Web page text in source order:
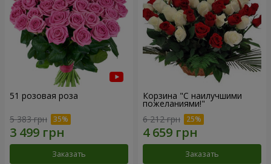
51 розовая роза
5 383 грн
Заказать
Корзина "С наилучшими
пожеланиями!"
6 212 грн
Заказать